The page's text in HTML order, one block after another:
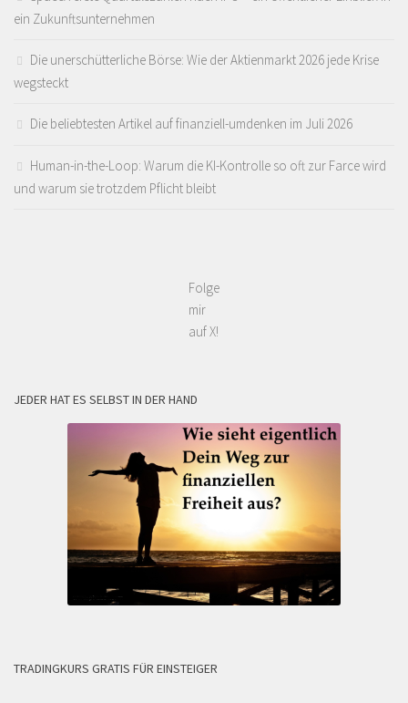
ein Zukunftsunternehmen
Die unerschütterliche Börse: Wie der Aktienmarkt 2026 jede Krise
wegsteckt
Die beliebtesten Artikel auf finanziell-umdenken im Juli 2026
Human-in-the-Loop: Warum die KI-Kontrolle so oft zur Farce wird
und warum sie trotzdem Pflicht bleibt
Folge
mir
auf X!
JEDER HAT ES SELBST IN DER HAND
TRADINGKURS GRATIS FÜR EINSTEIGER